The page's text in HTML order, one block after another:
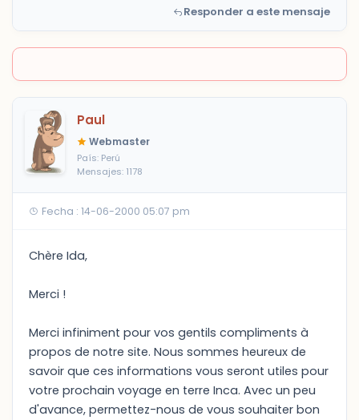
Responder a este mensaje
Paul
Webmaster
País: Perú
Mensajes: 1178
Fecha : 14-06-2000 05:07 pm
Chère Ida,
Merci !
Merci infiniment pour vos gentils compliments à
propos de notre site. Nous sommes heureux de
savoir que ces informations vous seront utiles pour
votre prochain voyage en terre Inca. Avec un peu
d'avance, permettez-nous de vous souhaiter bon